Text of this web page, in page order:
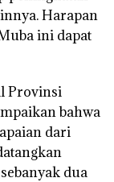
Harapan
ini dapat
Provinsi
bahwa
dari
dua